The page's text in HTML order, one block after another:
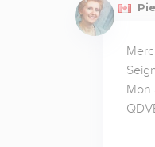
Mon